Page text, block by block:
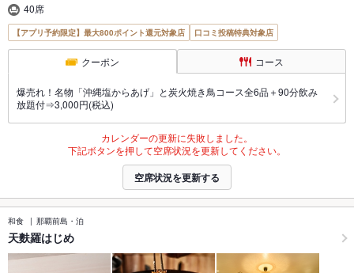
40席
【アプリ予約限定】最大800ポイント還元対象店 口コミ投稿特典対象店
クーポン コース
爆売れ！名物「沖縄塩からあげ」と炭火焼き鳥コース全6品＋90分飲み
放題付⇒3,000円(税込)
カレンダーの更新に失敗しました。
下記ボタンを押して空席状況を更新してください。
空席状況を更新する
和食 那覇前島・泊
天麩羅はじめ